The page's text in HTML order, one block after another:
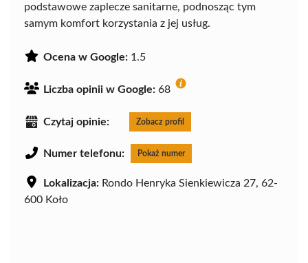
podstawowe zaplecze sanitarne, podnosząc tym
samym komfort korzystania z jej usług.
Ocena w Google: 1.5
Liczba opinii w Google: 68
Czytaj opinie: Zobacz profil
Numer telefonu: Pokaż numer
Lokalizacja: Rondo Henryka Sienkiewicza 27, 62-
600 Koło